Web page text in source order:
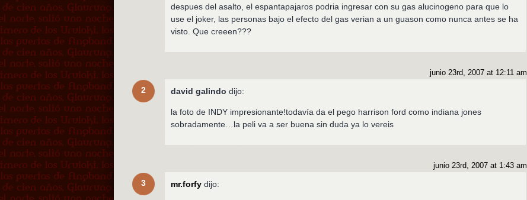
despues del asalto, el espantapajaros podria ingresar con su gas alucinogeno para que lo
use el joker, las personas bajo el efecto del gas verian a un guason como nunca antes se ha
visto. Que creeen???
2
junio 23rd, 2007 at 12:11 am
david galindo dijo:
la foto de INDY impresionante!todavía da el pego harrison ford como indiana jones
sobradamente…la peli va a ser buena sin duda ya lo vereis
3
junio 23rd, 2007 at 1:43 am
mr.forfy dijo: